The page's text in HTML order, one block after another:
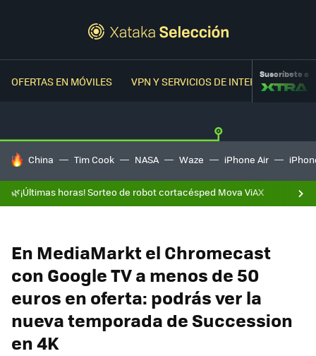
OFERTAS EN MÓVILES VPN Y SERVICIOS DE INTERNETSuscríbete a
HOY SE HABLA DE
China Tim Cook NASA Waze iPhone Air
🌿¡Últimas horas! Sorteo de robot cortacésped Mova ViAX
En MediaMarkt el Chromecast
con Google TV a menos de 50
euros en oferta: podrás ver la
nueva temporada de Succession
en 4K